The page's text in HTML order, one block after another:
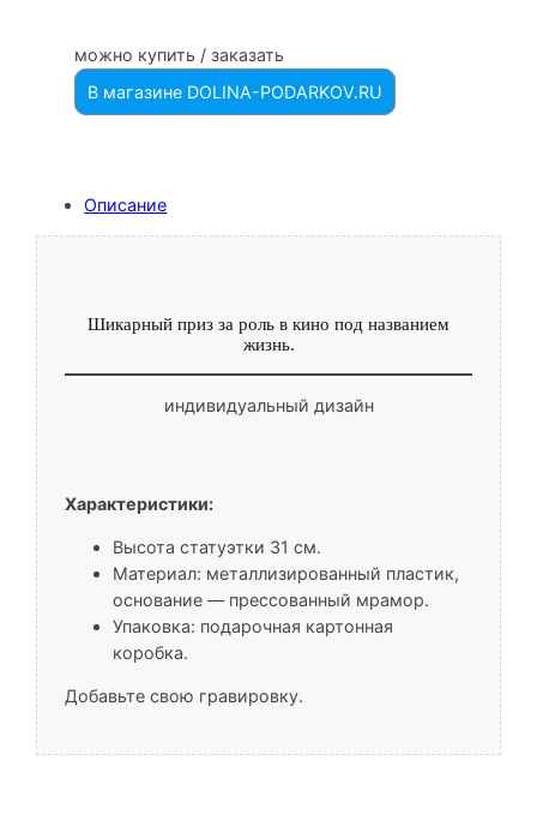
можно купить / заказать
В магазине DOLINA-PODARKOV.RU
Описание
Шикарный приз за роль в кино под названием
жизнь.
индивидуальный дизайн
Характеристики:
Высота статуэтки 31 см.
Материал: металлизированный пластик,
основание — прессованный мрамор.
Упаковка: подарочная картонная
коробка.
Добавьте свою гравировку.